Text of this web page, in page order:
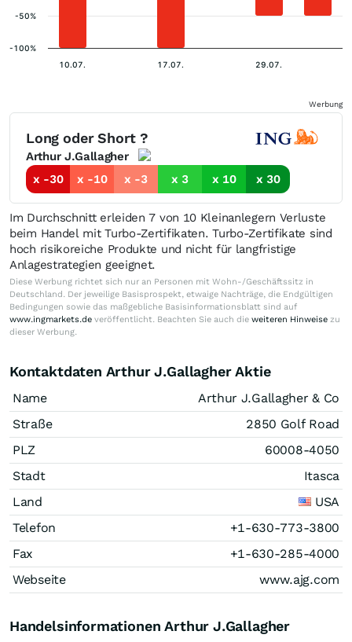
10.07. 17.07. 29.07.
-100%
-50%
Werbung
Long oder Short ?
Arthur J.Gallagher
x -30
x -10 x -3 x 3 x 10 x 30
Im Durchschnitt erleiden 7 von 10 Kleinanlegern Verluste
beim Handel mit Turbo-Zertifikaten. Turbo-Zertifikate sind
hoch risikoreiche Produkte und nicht für langfristige
Anlagestrategien geeignet.
Diese Werbung richtet sich nur an Personen mit Wohn-/Geschäftssitz in
Deutschland. Der jeweilige Basisprospekt, etwaige Nachträge, die Endgültigen
Bedingungen sowie das maßgebliche Basisinformationsblatt sind auf
www.ingmarkets.de veröffentlicht. Beachten Sie auch die weiteren Hinweise zu
dieser Werbung.
Kontaktdaten Arthur J.Gallagher Aktie
Name
Arthur J.Gallagher & Co
Straße
2850 Golf Road
PLZ
60008-4050
Stadt
Itasca
Land
USA
Telefon
+1-630-773-3800
Fax
+1-630-285-4000
Webseite
www.ajg.com
Handelsinformationen Arthur J.Gallagher